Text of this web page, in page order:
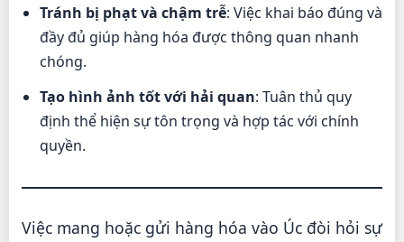
Tránh bị phạt và chậm trễ: Việc khai báo đúng và
đầy đủ giúp hàng hóa được thông quan nhanh
chóng.
Tạo hình ảnh tốt với hải quan: Tuân thủ quy
định thể hiện sự tôn trọng và hợp tác với chính
quyền.
Việc mang hoặc gửi hàng hóa vào Úc đòi hỏi sự